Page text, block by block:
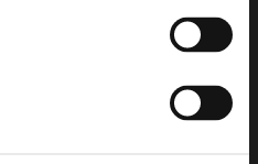
www.fulumandarijn.com